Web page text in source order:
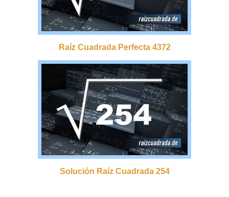
Raíz Cuadrada Perfecta 4372
Solución Raíz Cuadrada 254